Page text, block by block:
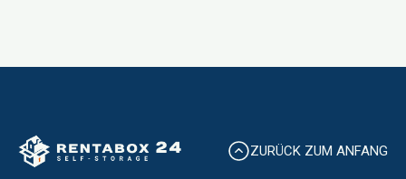
ZURÜCK ZUM ANFANG